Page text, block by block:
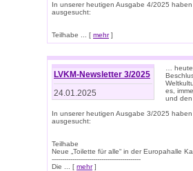
In unserer heutigen Ausgabe 4/2025
ausgesucht:
Teilhabe ... [ mehr]
LVKM-Newsletter 3/2025
24.01.2025
…
es,
und
In unserer heutigen Ausgabe 3/2025
ausgesucht:
Teilhabe
Neue „Toilette für alle“ in der Europahalle
-------------------------------------------
Die ... [ mehr]